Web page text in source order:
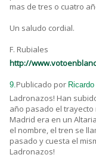
mas de tres o cuatro
Un saludo cordial.
F. Rubiales
http://
9.Publicado por
Ladronazos! Han
año pasado el
Madrid era en un
el nombre, el tren se
pasado y cuesta el
Ladronazos!